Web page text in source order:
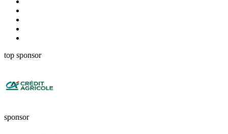
top sponsor
sponsor